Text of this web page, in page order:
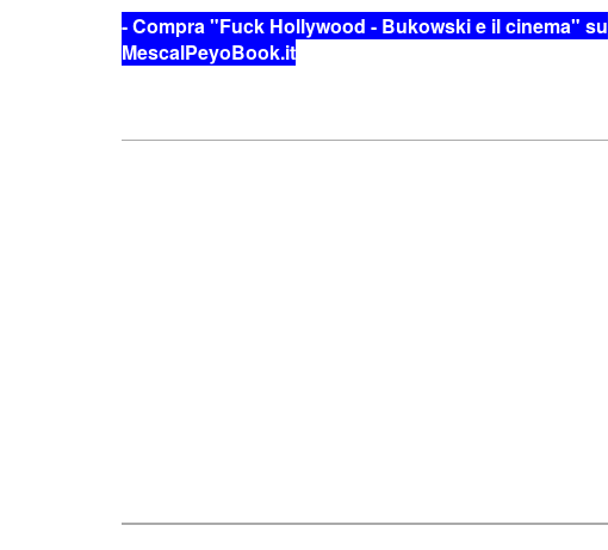
- Compra "Fuck Hollywood - Bukowski e il cinema" su
MescalPeyoBook.it